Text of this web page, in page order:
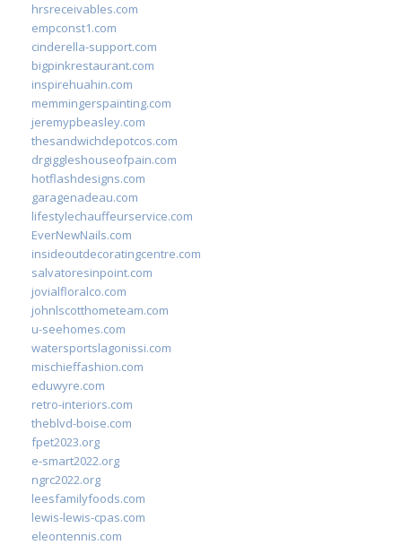
hrsreceivables.com
empconst1.com
cinderella-support.com
bigpinkrestaurant.com
inspirehuahin.com
memmingerspainting.com
jeremypbeasley.com
thesandwichdepotcos.com
drgiggleshouseofpain.com
hotflashdesigns.com
garagenadeau.com
lifestylechauffeurservice.com
EverNewNails.com
insideoutdecoratingcentre.com
salvatoresinpoint.com
jovialfloralco.com
johnlscotthometeam.com
u-seehomes.com
watersportslagonissi.com
mischieffashion.com
eduwyre.com
retro-interiors.com
theblvd-boise.com
fpet2023.org
e-smart2022.org
ngrc2022.org
leesfamilyfoods.com
lewis-lewis-cpas.com
eleontennis.com